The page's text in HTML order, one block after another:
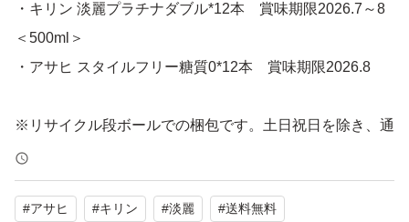
・キリン 淡麗プラチナダブル*12本 賞味期限2026.7～8
＜500ml＞
・アサヒ スタイルフリー糖質0*12本 賞味期限2026.8
※リサイクル段ボールでの梱包です。土日祝日を除き、通
常1〜2日で発送します。
※即購入歓迎です。価格交渉中でも先に購入していただけ
る方を優先します。
#アサヒ #キリン #淡麗 #送料無料